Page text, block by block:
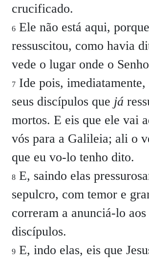
crucificado.
6 Ele não está aqui,
ressuscitou, como havia
vede o lugar onde o
7 Ide pois,
seus discípulos que já
mortos. E eis que ele vai
vós para a Galileia; ali o
que eu vo-lo tenho dito.
8 E, saindo elas
sepulcro, com temor e
correram a anunciá-lo aos
discípulos.
9 E, indo elas, eis que